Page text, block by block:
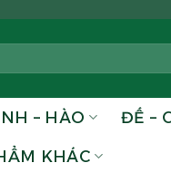
– HÀO ĐẾ –
KHÁC